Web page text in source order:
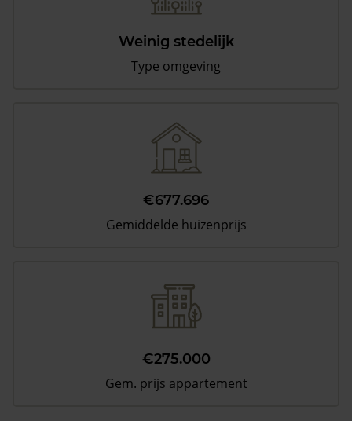
Weinig stedelijk
Type omgeving
€677.696
Gemiddelde huizenprijs
€275.000
Gem. prijs appartement